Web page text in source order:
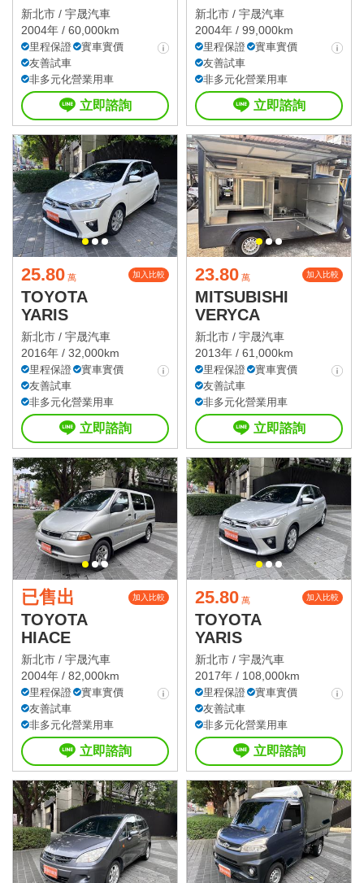
新北市 / 宇晟汽車
2004年 / 60,000km
里程保證
實車實價
友善試車
非多元化營業用車
立即諮詢
新北市 / 宇晟汽車
2004年 / 99,000km
里程保證
實車實價
友善試車
非多元化營業用車
立即諮詢
25.80 萬 加入比較
TOYOTA
YARIS
新北市 / 宇晟汽車
2016年 / 32,000km
里程保證
實車實價
友善試車
非多元化營業用車
立即諮詢
23.80 萬 加入比較
MITSUBISHI
VERYCA
新北市 / 宇晟汽車
2013年 / 61,000km
里程保證
實車實價
友善試車
非多元化營業用車
立即諮詢
已售出 加入比較
TOYOTA
HIACE
新北市 / 宇晟汽車
2004年 / 82,000km
里程保證
實車實價
友善試車
非多元化營業用車
立即諮詢
25.80 萬 加入比較
TOYOTA
YARIS
新北市 / 宇晟汽車
2017年 / 108,000km
里程保證
實車實價
友善試車
非多元化營業用車
立即諮詢